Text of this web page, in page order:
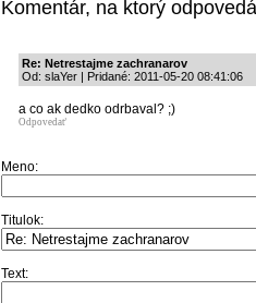
Komentár, na ktorý
Re: Netrestajme zachranarov
Od: slaYer | Pridané: 2011-05-20 08:41:06
a co ak dedko odrbaval? ;)
Odpovedať
Meno:
Titulok:
Text: